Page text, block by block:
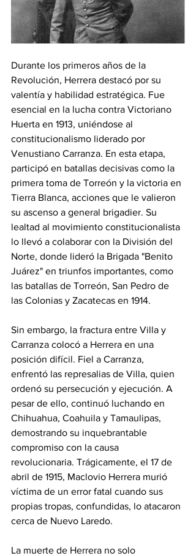
Durante los primeros años de la
Revolución, Herrera destacó por su
valentía y habilidad estratégica. Fue
esencial en la lucha contra Victoriano
Huerta en 1913, uniéndose al
constitucionalismo liderado por
Venustiano Carranza. En esta etapa,
participó en batallas decisivas como la
primera toma de Torreón y la victoria en
Tierra Blanca, acciones que le valieron
su ascenso a general brigadier. Su
lealtad al movimiento constitucionalista
lo llevó a colaborar con la División del
Norte, donde lideró la Brigada "Benito
Juárez" en triunfos importantes, como
las batallas de Torreón, San Pedro de
las Colonias y Zacatecas en 1914.
Sin embargo, la fractura entre Villa y
Carranza colocó a Herrera en una
posición difícil. Fiel a Carranza,
enfrentó las represalias de Villa, quien
ordenó su persecución y ejecución. A
pesar de ello, continuó luchando en
Chihuahua, Coahuila y Tamaulipas,
demostrando su inquebrantable
compromiso con la causa
revolucionaria. Trágicamente, el 17 de
abril de 1915, Maclovio Herrera murió
víctima de un error fatal cuando sus
propias tropas, confundidas, lo atacaron
cerca de Nuevo Laredo.
La muerte de Herrera no solo